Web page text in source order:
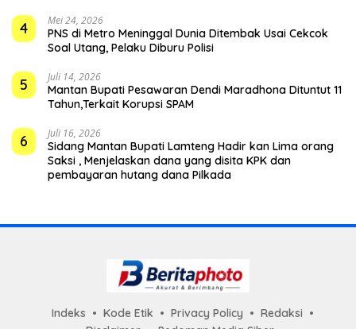
4 Mei 24, 2026
PNS di Metro Meninggal Dunia Ditembak Usai Cekcok
Soal Utang, Pelaku Diburu Polisi
5 Juli 14, 2026
Mantan Bupati Pesawaran Dendi Maradhona Dituntut 11
Tahun,Terkait Korupsi SPAM
6 Juli 16, 2026
Sidang Mantan Bupati Lamteng Hadir kan Lima orang
Saksi , Menjelaskan dana yang disita KPK dan
pembayaran hutang dana Pilkada
Indeks Kode Etik Privacy Policy
Redaksi